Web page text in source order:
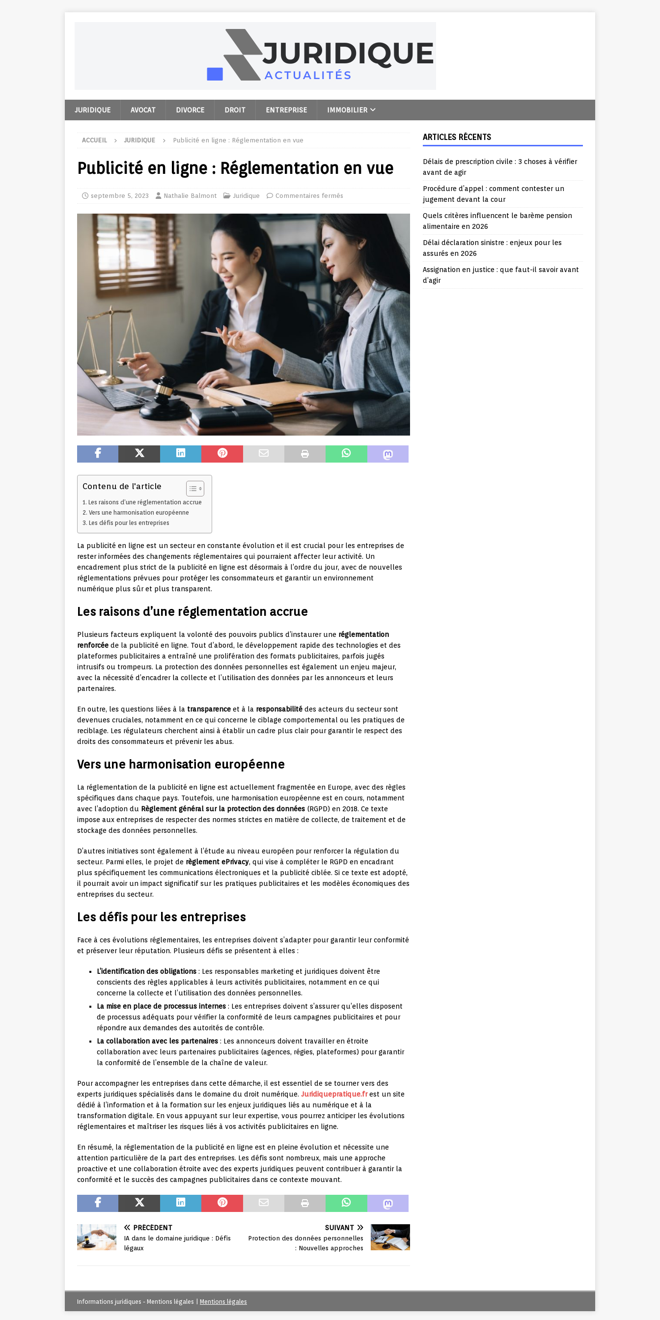
JURIDIQUE AVOCAT DIVORCE DROIT ENTREPRISE IMMOBILIER
ACCUEIL JURIDIQUE Publicité en ligne : Réglementation en vue
Publicité en ligne : Réglementation en vue
septembre 5, 2023 Nathalie Balmont Juridique Commentaires fermés
Contenu de l'article
Les raisons d’une réglementation accrue
Vers une harmonisation européenne
Les défis pour les entreprises
La publicité en ligne est un secteur en constante évolution et il est crucial pour les entreprises de
rester informées des changements réglementaires qui pourraient affecter leur activité. Un
encadrement plus strict de la publicité en ligne est désormais à l’ordre du jour, avec de nouvelles
réglementations prévues pour protéger les consommateurs et garantir un environnement
numérique plus sûr et plus transparent.
Les raisons d’une réglementation accrue
Plusieurs facteurs expliquent la volonté des pouvoirs publics d’instaurer une réglementation
renforcée de la publicité en ligne. Tout d’abord, le développement rapide des technologies et des
plateformes publicitaires a entraîné une prolifération des formats publicitaires, parfois jugés
intrusifs ou trompeurs. La protection des données personnelles est également un enjeu majeur,
avec la nécessité d’encadrer la collecte et l’utilisation des données par les annonceurs et leurs
partenaires.
En outre, les questions liées à la transparence et à la responsabilité des acteurs du secteur sont
devenues cruciales, notamment en ce qui concerne le ciblage comportemental ou les pratiques de
reciblage. Les régulateurs cherchent ainsi à établir un cadre plus clair pour garantir le respect des
droits des consommateurs et prévenir les abus.
Vers une harmonisation européenne
La réglementation de la publicité en ligne est actuellement fragmentée en Europe, avec des règles
spécifiques dans chaque pays. Toutefois, une harmonisation européenne est en cours, notamment
avec l’adoption du Règlement général sur la protection des données (RGPD) en 2018. Ce texte
impose aux entreprises de respecter des normes strictes en matière de collecte, de traitement et de
stockage des données personnelles.
D’autres initiatives sont également à l’étude au niveau européen pour renforcer la régulation du
secteur. Parmi elles, le projet de règlement ePrivacy, qui vise à compléter le RGPD en encadrant
plus spécifiquement les communications électroniques et la publicité ciblée. Si ce texte est adopté,
il pourrait avoir un impact significatif sur les pratiques publicitaires et les modèles économiques des
entreprises du secteur.
Les défis pour les entreprises
Face à ces évolutions réglementaires, les entreprises doivent s’adapter pour garantir leur conformité
et préserver leur réputation. Plusieurs défis se présentent à elles :
L’identification des obligations : Les responsables marketing et juridiques doivent être
conscients des règles applicables à leurs activités publicitaires, notamment en ce qui
concerne la collecte et l’utilisation des données personnelles.
La mise en place de processus internes : Les entreprises doivent s’assurer qu’elles disposent
de processus adéquats pour vérifier la conformité de leurs campagnes publicitaires et pour
répondre aux demandes des autorités de contrôle.
La collaboration avec les partenaires : Les annonceurs doivent travailler en étroite
collaboration avec leurs partenaires publicitaires (agences, régies, plateformes) pour garantir
la conformité de l’ensemble de la chaîne de valeur.
Pour accompagner les entreprises dans cette démarche, il est essentiel de se tourner vers des
experts juridiques spécialisés dans le domaine du droit numérique. Juridiquepratique.frest un site
dédié à l’information et à la formation sur les enjeux juridiques liés au numérique et à la
transformation digitale. En vous appuyant sur leur expertise, vous pourrez anticiper les évolutions
réglementaires et maîtriser les risques liés à vos activités publicitaires en ligne.
En résumé, la réglementation de la publicité en ligne est en pleine évolution et nécessite une
attention particulière de la part des entreprises. Les défis sont nombreux, mais une approche
proactive et une collaboration étroite avec des experts juridiques peuvent contribuer à garantir la
conformité et le succès des campagnes publicitaires dans ce contexte mouvant.
PRÉCÉDENT
IA dans le domaine juridique : Défis
légaux
SUIVANT
Protection des données personnelles
: Nouvelles approches
ARTICLES RÉCENTS
Délais de prescription civile : 3 choses à vérifier
avant de agir
Procédure d’appel : comment contester un
jugement devant la cour
Quels critères influencent le barème pension
alimentaire en 2026
Délai déclaration sinistre : enjeux pour les
assurés en 2026
Assignation en justice : que faut-il savoir avant
d’agir
Informations juridiques - Mentions légales Mentions légales